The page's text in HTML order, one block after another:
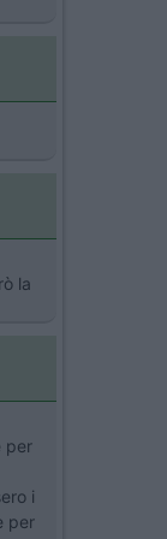
la
per
i
per